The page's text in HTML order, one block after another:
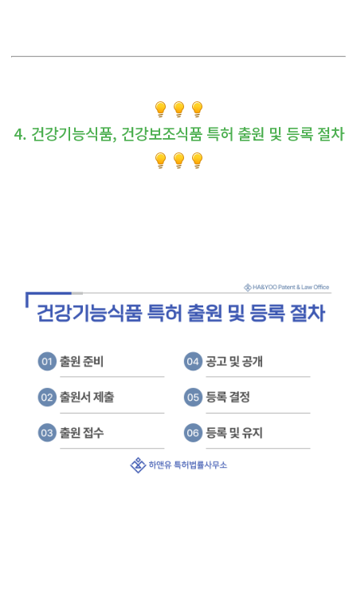
4. 건강기능식품, 건강보조식품 특허 출원 및 등록 절차